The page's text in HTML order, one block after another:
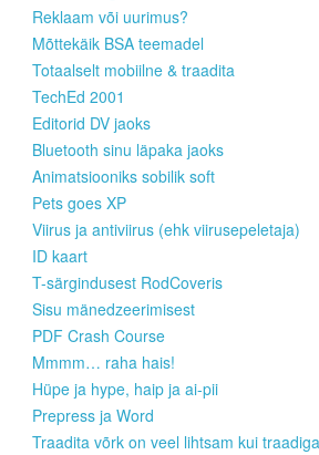
Reklaam või uurimus?
Mõttekäik BSA teemadel
Totaalselt mobiilne & traadita
TechEd 2001
Editorid DV jaoks
Bluetooth sinu läpaka jaoks
Animatsiooniks sobilik soft
Pets goes XP
Viirus ja antiviirus (ehk viirusepeletaja)
ID kaart
T-särgindusest RodCoveris
Sisu mänedzeerimisest
PDF Crash Course
Mmmm… raha hais!
Hüpe ja hype, haip ja ai-pii
Prepress ja Word
Traadita võrk on veel lihtsam kui traadiga